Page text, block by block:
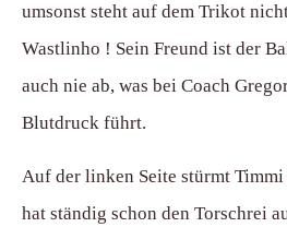
umsonst steht auf dem Trikot
Wastlinho ! Sein Freund ist der
auch nie ab, was bei Coach
Blutdruck führt.
Auf der linken Seite stürmt Timmi
hat ständig schon den Torschrei